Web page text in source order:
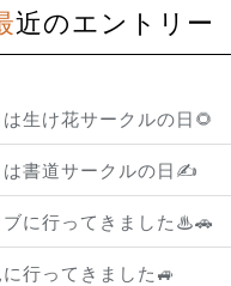
最近のエントリー
生け花サークルの日🌻
は書道サークルの日✍️
に行ってきました♨🚗
行ってきました🚙